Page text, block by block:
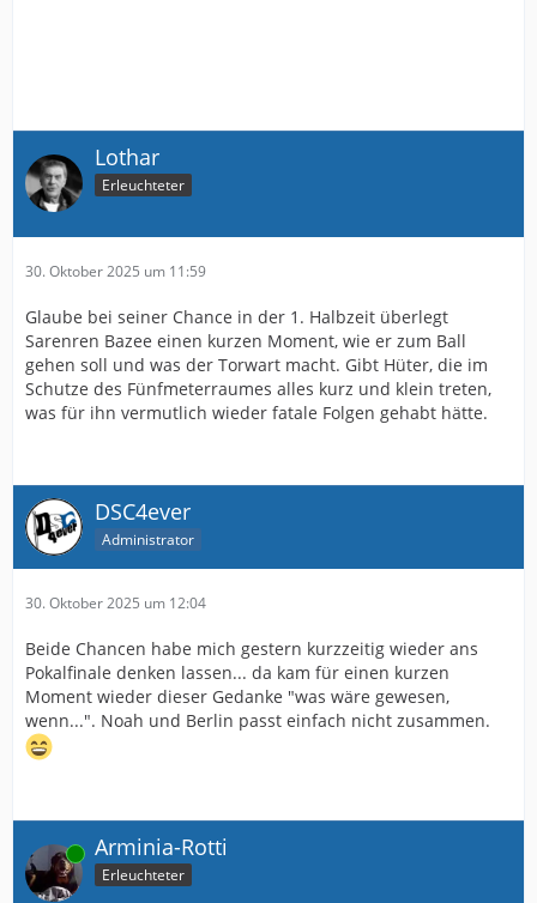
Lothar
Erleuchteter
30. Oktober 2025 um 11:59
Glaube bei seiner Chance in der 1. Halbzeit überlegt
Sarenren Bazee einen kurzen Moment, wie er zum Ball
gehen soll und was der Torwart macht. Gibt Hüter, die im
Schutze des Fünfmeterraumes alles kurz und klein treten,
was für ihn vermutlich wieder fatale Folgen gehabt hätte.
DSC4ever
Administrator
30. Oktober 2025 um 12:04
Beide Chancen habe mich gestern kurzzeitig wieder ans
Pokalfinale denken lassen... da kam für einen kurzen
Moment wieder dieser Gedanke "was wäre gewesen,
wenn...". Noah und Berlin passt einfach nicht zusammen.
Online Arminia-Rotti
Erleuchteter